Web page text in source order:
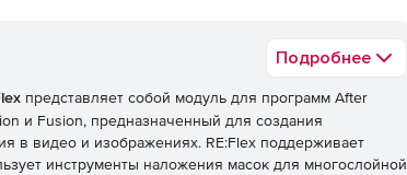
Подробнее
представляет собой модуль для программ After
и Fusion, предназначенный для создания
в видео и изображениях. RE:Flex поддерживает
инструменты наложения масок для многослойной